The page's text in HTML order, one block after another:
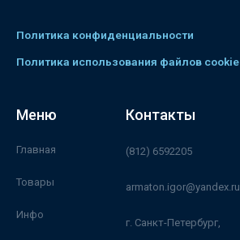
Политика конфиденциальности
Политика использования файлов cookie
Меню
Главная
Товары
Инфо
Контакты
(812) 6592205
armaton.igor@yandex.ru
г. Санкт-Петербург,